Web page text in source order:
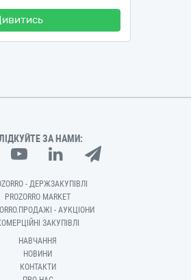
ЗА НАМИ:
- ДЕРЖЗАКУПІВЛІ
PROZORRO MARKET
- АУКЦІОНИ
ЗАКУПІВЛІ
НАВЧАННЯ
НОВИНИ
КОНТАКТИ